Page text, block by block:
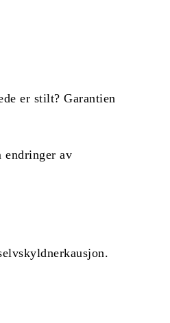
er stilt? Garantien
endringer av